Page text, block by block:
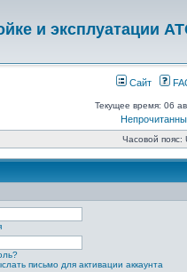
и эксплуатации
Сайт
Текущее время: 06
Часовой пояс:
письмо для активации аккаунта